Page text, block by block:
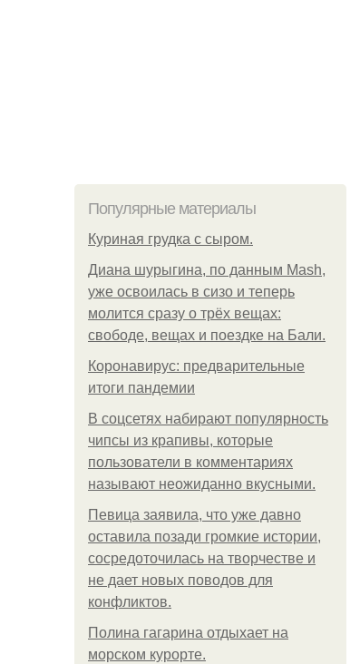
Популярные материалы
Куриная грудка с сыром.
Диана шурыгина, по данным Mash,
уже освоилась в сизо и теперь
молится сразу о трёх вещах:
свободе, вещах и поездке на Бали.
Коронавирус: предварительные
итоги пандемии
В соцсетях набирают популярность
чипсы из крапивы, которые
пользователи в комментариях
называют неожиданно вкусными.
Певица заявила, что уже давно
оставила позади громкие истории,
сосредоточилась на творчестве и
не дает новых поводов для
конфликтов.
Полина гагарина отдыхает на
морском курорте.